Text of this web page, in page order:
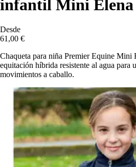
infantil Mini Elena
Desde
61,00 €
Chaqueta para niña Premier Equine Mini
equitación híbrida resistente al agua para
movimientos a caballo.